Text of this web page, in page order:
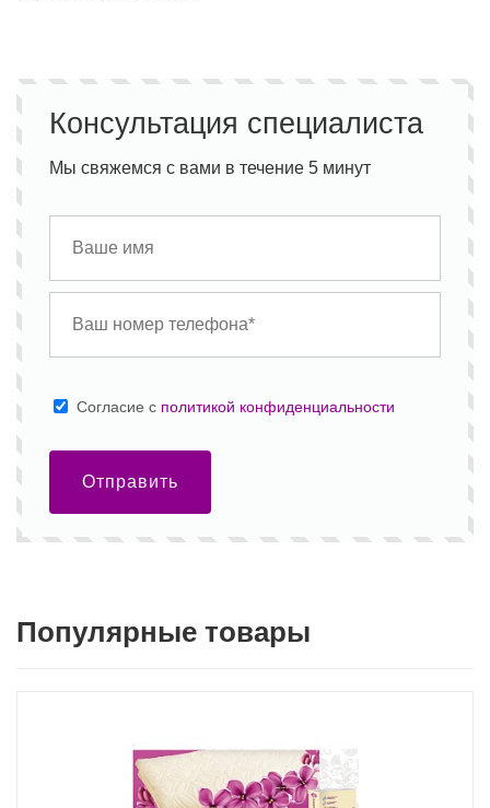
Консультация специалиста
Мы свяжемся с вами в течение 5 минут
Cогласие с политикой конфиденциальности
Отправить
Популярные товары